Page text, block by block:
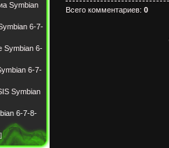
Symbian
6-7-
Symbian 6-
6-7-
Symbian
6-7-8-
Всего комментариев: 0